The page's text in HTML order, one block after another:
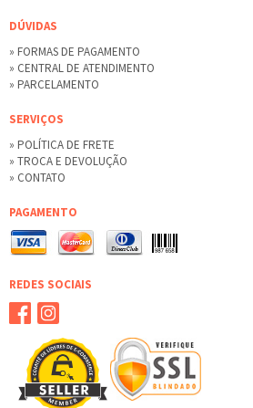
DÚVIDAS
» FORMAS DE PAGAMENTO
» CENTRAL DE ATENDIMENTO
» PARCELAMENTO
SERVIÇOS
» POLÍTICA DE FRETE
» TROCA E DEVOLUÇÃO
» CONTATO
PAGAMENTO
REDES SOCIAIS